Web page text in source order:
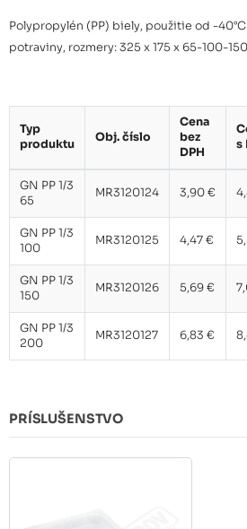
GN PP 1/3 200
Polypropylén (PP) biely, použitie od -
potraviny, rozmery: 325 x 175 x 65-100-
Typ
produktu
Obj. číslo
Cena
bez
DPH
s
GN PP 1/3
65
MR3120124 3,90 €
GN PP 1/3
100
MR3120125 4,47 €
GN PP 1/3
150
MR3120126 5,69 €
GN PP 1/3
200
MR3120127 6,83 €
PRÍSLUŠENSTVO